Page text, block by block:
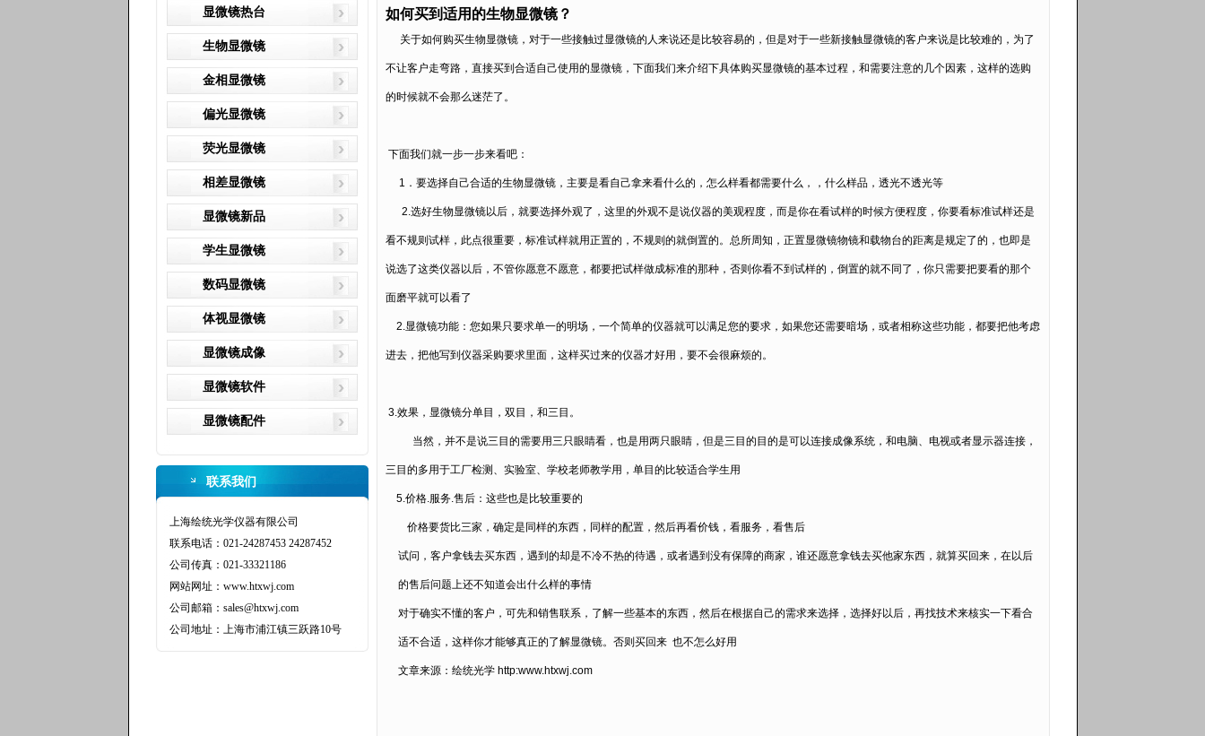
显微镜热台
生物显微镜
金相显微镜
偏光显微镜
荧光显微镜
相差显微镜
显微镜新品
学生显微镜
数码显微镜
体视显微镜
显微镜成像
显微镜软件
显微镜配件
联系我们
上海绘统光学仪器有限公司
联系电话：021-24287453 24287452
公司传真：021-33321186
网站网址：www.htxwj.com
公司邮箱：sales@htxwj.com
公司地址：上海市浦江镇三跃路10号
如何买到适用的生物显微镜？
关于如何购买生物显微镜，对于一些接触过显微镜的人来说还是比较容易的，但是对于一些新接触显微镜的客户来说是比较难的，为了
不让客户走弯路，直接买到合适自己使用的显微镜，下面我们来介绍下具体购买显微镜的基本过程，和需要注意的几个因素，这样的选购
的时候就不会那么迷茫了。
下面我们就一步一步来看吧：
1 ．要选择自己合适的生物显微镜，主要是看自己拿来看什么的，怎么样看都需要什么，，什么样品，透光不透光等
2.选好生物显微镜以后，就要选择外观了，这里的外观不是说仪器的美观程度，而是你在看试样的时候方便程度，你要看标准试样还是
看不规则试样，此点很重要，标准试样就用正置的，不规则的就倒置的。总所周知，正置显微镜物镜和载物台的距离是规定了的，也即是
说选了这类仪器以后，不管你愿意不愿意，都要把试样做成标准的那种，否则你看不到试样的，倒置的就不同了，你只需要把要看的那个
面磨平就可以看了
2.显微镜功能：您如果只要求单一的明场，一个简单的仪器就可以满足您的要求，如果您还需要暗场，或者相称这些功能，都要把他考虑
进去，把他写到仪器采购要求里面，这样买过来的仪器才好用，要不会很麻烦的。
3.效果，显微镜分单目，双目，和三目。
当然，并不是说三目的需要用三只眼睛看，也是用两只眼睛，但是三目的目的是可以连接成像系统，和电脑、电视或者显示器连接，
三目的多用于工厂检测、实验室、学校老师教学用，单目的比较适合学生用
5.价格.服务.售后：这些也是比较重要的
价格要货比三家，确定是同样的东西，同样的配置，然后再看价钱，看服务，看售后
试问，客户拿钱去买东西，遇到的却是不冷不热的待遇，或者遇到没有保障的商家，谁还愿意拿钱去买他家东西，就算买回来，在以后
的售后问题上还不知道会出什么样的事情
对于确实不懂的客户，可先和销售联系，了解一些基本的东西，然后在根据自己的需求来选择，选择好以后，再找技术来核实一下看合
适不合适，这样你才能够真正的了解显微镜。否则买回来 也不怎么好用
文章来源：绘统光学 http:www.htxwj.com